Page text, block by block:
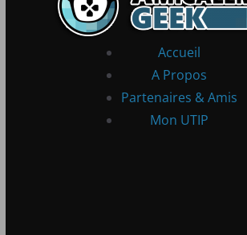
Accueil
A Propos
Partenaires & Amis
Mon UTIP